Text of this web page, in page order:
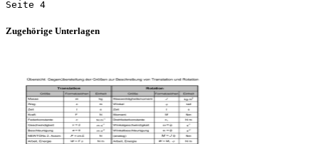
Zugehörige Unterlagen